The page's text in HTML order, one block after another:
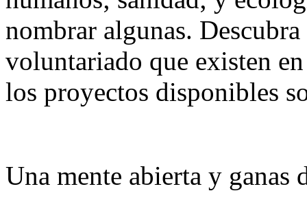
nombrar algunas.
voluntariado que existen
los proyectos disponibles
Una mente abierta y ganas